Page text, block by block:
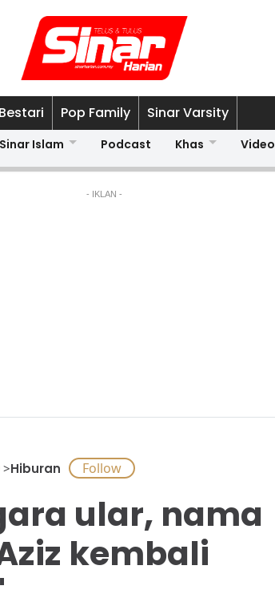
Pop Family Sinar Varsity
Sinar Islam Podcast Khas Video
- IKLAN -
>Hiburan
ular, nama
kembali